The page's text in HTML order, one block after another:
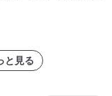
ングとトレーラーハウ
と見る